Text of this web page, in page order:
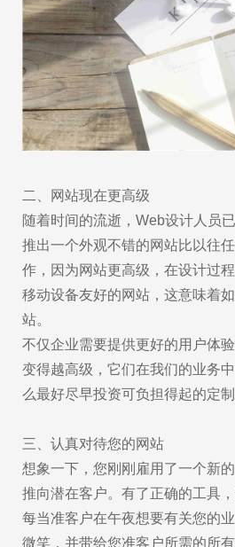
二、网站现在更高级
随着时间的流逝，Web设计人员
推出一个外观不错的网站比以往
作，因为网站更高级，在设计过
移动设备友好的网站，这意味着
站。
不仅企业需要提供更好的用户体
变得越高级，它们在我们的业务
么最好尽早投资可负担得起的定制
三、认真对待您的网站
想象一下，您刚刚雇用了一个新
推向潜在客户。有了正确的工具
每当准客户在午夜想要有关您的
微笑，并带给您准客户所需的所
致力于为政企单位提供数字化全